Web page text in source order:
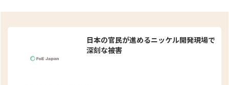
日本の官民が進めるニッケル開発現場で
深刻な被害